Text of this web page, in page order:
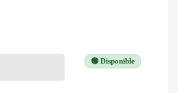
🟢 Disponible